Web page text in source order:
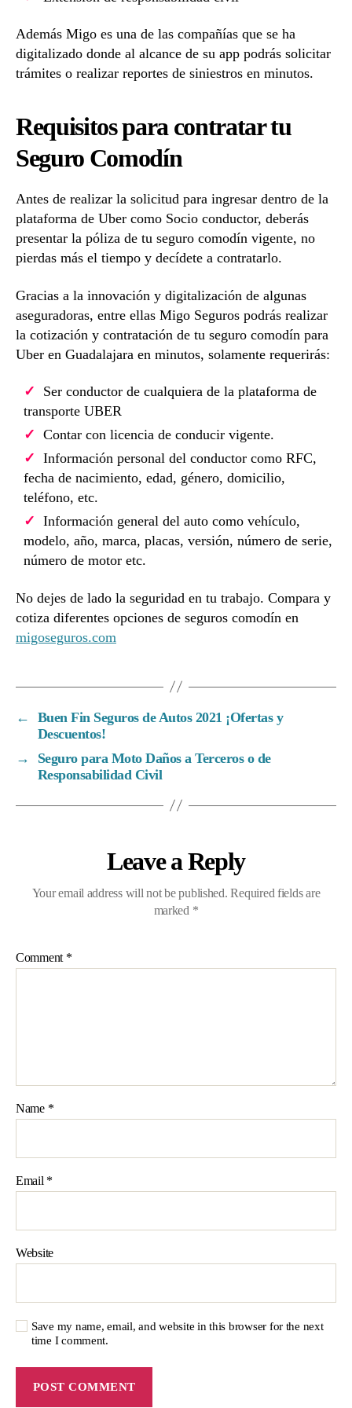
Además Migo es una de las compañías que se ha
digitalizado donde al alcance de su app podrás solicitar
trámites o realizar reportes de siniestros en minutos.
Requisitos para contratar tu
Seguro Comodín
Antes de realizar la solicitud para ingresar dentro de la
plataforma de Uber como Socio conductor, deberás
presentar la póliza de tu seguro comodín vigente, no
pierdas más el tiempo y decídete a contratarlo.
Gracias a la innovación y digitalización de algunas
aseguradoras, entre ellas Migo Seguros podrás realizar
la cotización y contratación de tu seguro comodín para
Uber en Guadalajara en minutos, solamente requerirás:
Ser conductor de cualquiera de la plataforma de
transporte UBER
Contar con licencia de conducir vigente.
Información personal del conductor como RFC,
fecha de nacimiento, edad, género, domicilio,
teléfono, etc.
Información general del auto como vehículo,
modelo, año, marca, placas, versión, número de serie,
número de motor etc.
No dejes de lado la seguridad en tu trabajo. Compara y
cotiza diferentes opciones de seguros comodín en
migoseguros.com
←
Buen Fin Seguros de Autos 2021 ¡Ofertas y
Descuentos!
→
Seguro para Moto Daños a Terceros o de
Responsabilidad Civil
Leave a Reply
Your email address will not be published. Required fields are
marked *
Comment *
Name *
Email *
Website
Save my name, email, and website in this browser for the next
time I comment.